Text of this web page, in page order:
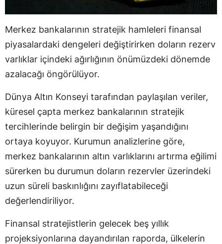
Merkez bankalarının stratejik hamleleri finansal
piyasalardaki dengeleri değiştirirken doların rezerv
varlıklar içindeki ağırlığının önümüzdeki dönemde
azalacağı öngörülüyor.
Dünya Altın Konseyi tarafından paylaşılan veriler,
küresel çapta merkez bankalarının stratejik
tercihlerinde belirgin bir değişim yaşandığını
ortaya koyuyor. Kurumun analizlerine göre,
merkez bankalarının altın varlıklarını artırma eğilimi
sürerken bu durumun doların rezervler üzerindeki
uzun süreli baskınlığını zayıflatabileceği
değerlendiriliyor.
Finansal stratejistlerin gelecek beş yıllık
projeksiyonlarına dayandırılan raporda, ülkelerin